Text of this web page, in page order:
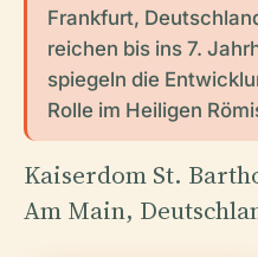
Frankfurt,
reichen bis ins 7.
spiegeln die
Rolle im Heiligen
Kaiserdom St.
Am Main,